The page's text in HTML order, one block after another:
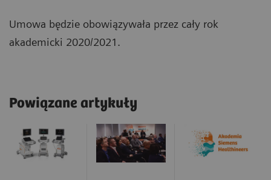
Umowa będzie obowiązywała przez cały rok
akademicki 2020/2021.
Powiązane artykuły